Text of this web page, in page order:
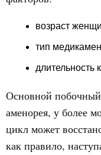
возраст
тип
длительность
Основной
аменорея, у более
цикл может
как правило,